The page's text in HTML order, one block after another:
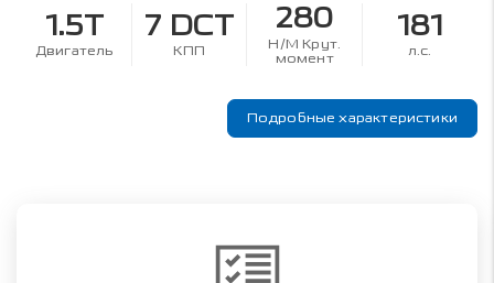
1.5T
Двигатель
7 DCT
КПП
280
Н/М Крут.
момент
181
л.с.
Подробные характеристики